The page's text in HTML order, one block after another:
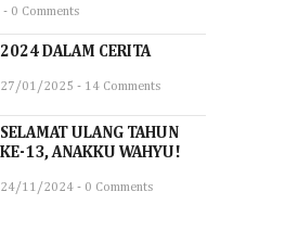
0 Comments
2024 DALAM CERITA
27/01/2025 - 14 Comments
SELAMAT ULANG TAHUN
KE-13, ANAKKU WAHYU!
24/11/2024 - 0 Comments